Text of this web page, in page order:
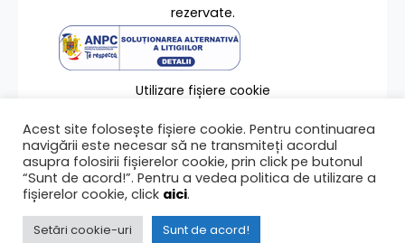
rezervate.
Utilizare fișiere cookie
Contact
Ultima modificare a paginii 12/04/2023
Acest site folosește fișiere cookie. Pentru continuarea
navigării este necesar să ne transmiteți acordul
asupra folosirii fișierelor cookie, prin click pe butonul
“Sunt de acord!”. Pentru a vedea politica de utilizare a
fișierelor cookie, click aici.
Setări cookie-uri Sunt de acord!